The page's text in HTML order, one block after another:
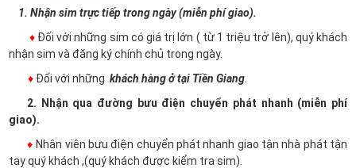
1. Nhận sim trực tiếp trong ngày (miễn phí giao).
♦ Đối với những sim có giá trị lớn ( từ 1 triệu trở lên), quý khách
nhận sim và đăng ký chính chủ trong ngày.
♦ Đối với những khách hàng ở tại Tiền Giang
2. Nhận qua đường bưu điện chuyển phát nhanh (miễn phí
giao).
♦ Nhân viên bưu điện chuyển phát nhanh giao tận nhà phát tận
tay quý khách ,(quý khách được kiểm tra sim).